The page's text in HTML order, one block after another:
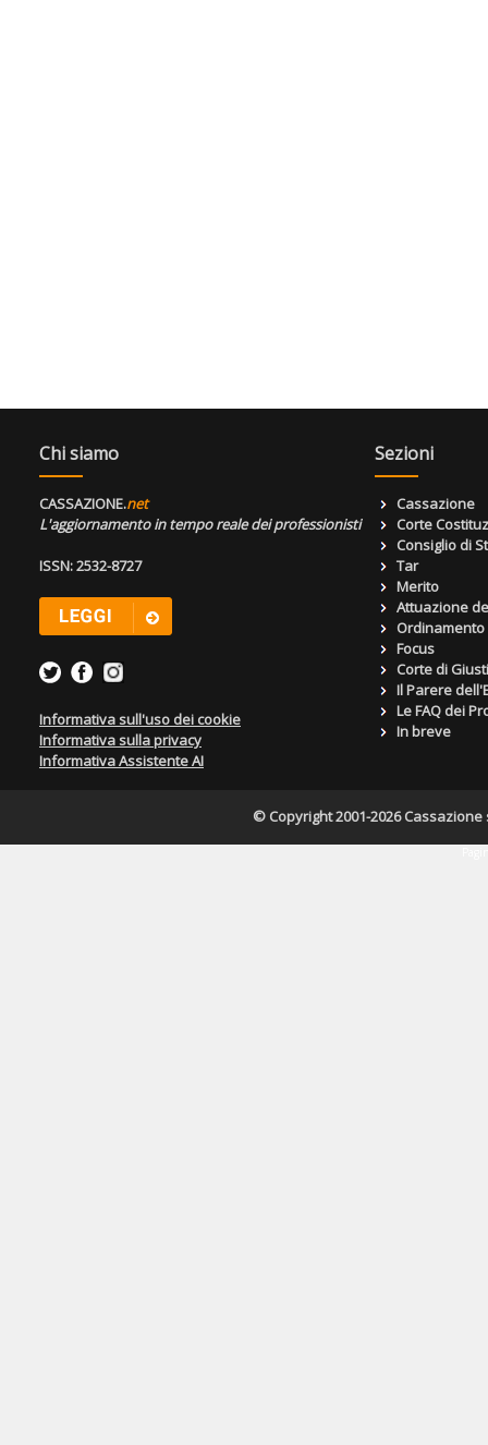
Chi siamo
CASSAZIONE.net
L'aggiornamento in tempo reale dei professionisti
ISSN: 2532-8727
Informativa sull'uso dei cookie
Informativa sulla privacy
Informativa Assistente AI
Sezioni
Cassazione
Corte
Consiglio di
Tar
Merito
Attuazione
Focus
Corte di
Il Parere
Le FAQ dei
In breve
© Copyright 2001-2026 Cassazione